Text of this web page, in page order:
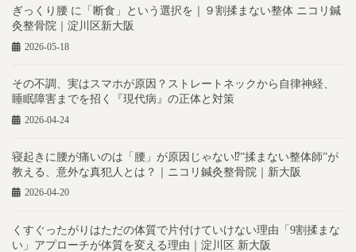
ぎっくり腰 に「断食」という選択を｜９割揉まない整体 ニコリ鍼
灸整骨院｜淀川区新大阪
2026-05-18
その不調、実はスマホが原因？ストレートネックから自律神経、
睡眠障害までを招く『現代病』の正体と対策
2026-04-24
寝起きに腰が痛いのは「腰」が原因じゃない⁉︎”揉まない整体師”が
教える、意外な真犯人とは？｜ニコリ鍼灸整骨院｜新大阪
2026-04-20
くすぐったがりはただの体質で片付けていけない理由「9割揉まな
い」アプローチが体質を変える理由｜淀川区 新大阪